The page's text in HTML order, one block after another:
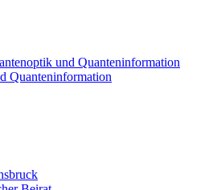
Quanteninformation